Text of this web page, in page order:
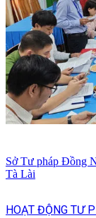
Sở Tư pháp Đồng
Tà Lài
HOẠT ĐỘNG TƯ